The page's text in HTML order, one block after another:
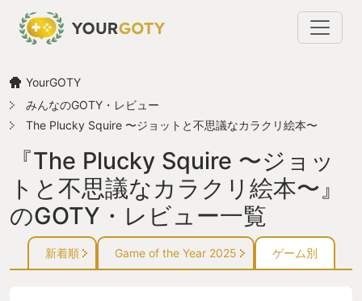
YourGOTY
みんなのGOTY・レビュー
The Plucky Squire 〜ジョットと不思議なカラクリ絵本〜
『The Plucky Squire 〜ジョッ
トと不思議なカラクリ絵本〜』
のGOTY・レビュー一覧
新着順 Game of the Year 2025 ゲーム別